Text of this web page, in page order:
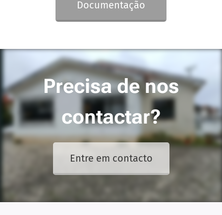
Documentação
Precisa de nos
contactar?
Entre em contacto